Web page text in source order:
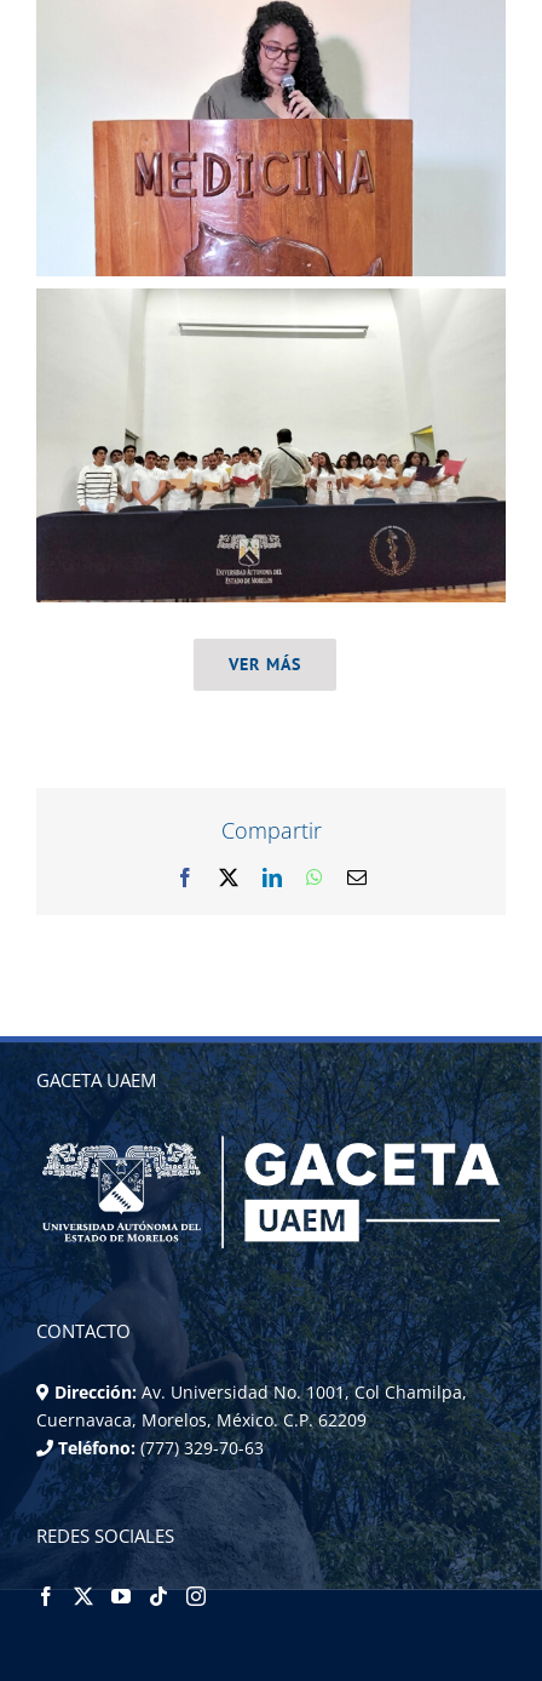
VER MÁS
Compartir
Facebook LinkedInWhatsApp
Correo
GACETA UAEM
CONTACTO
Dirección: Av. Universidad No. 1001, Col Chamilpa,
Cuernavaca, Morelos, México. C.P. 62209
Teléfono: (777) 329-70-63
REDES SOCIALES